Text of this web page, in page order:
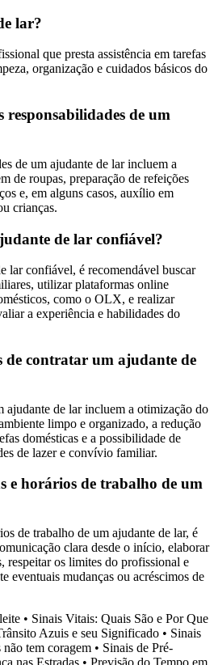
lar?
que presta assistência em tarefas
organização e cuidados básicos do
responsabilidades de um
de um ajudante de lar incluem a
de roupas, preparação de refeições
e, em alguns casos, auxílio em
crianças.
de lar confiável?
lar confiável, é recomendável buscar
utilizar plataformas online
como o OLX, e realizar
a experiência e habilidades do
de contratar um ajudante de
ajudante de lar incluem a otimização do
limpo e organizado, a redução
domésticas e a possibilidade de
de lazer e convívio familiar.
e horários de trabalho de um
de trabalho de um ajudante de lar, é
clara desde o início, elaborar
respeitar os limites do profissional e
eventuais mudanças ou acréscimos de
• Sinais Vitais: Quais São e Por Que
Azuis e seu Significado • Sinais
não tem coragem • Sinais de Pré-